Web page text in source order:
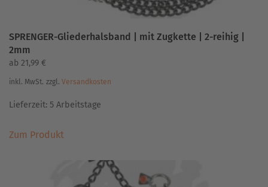
SPRENGER-Gliederhalsband | mit Zugkette | 2-reihig |
2mm
ab 21,99 €
inkl. MwSt. zzgl. Versandkosten
Lieferzeit: 5 Arbeitstage
Zum ProduktProdukt
mehrere
Varianten